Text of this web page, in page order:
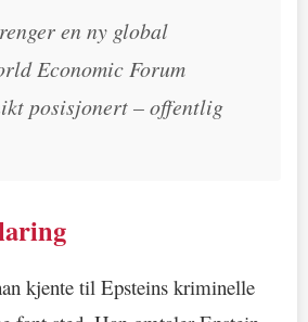
en ny global
Economic Forum
posisjonert – offentlig
kjente til Epsteins kriminelle